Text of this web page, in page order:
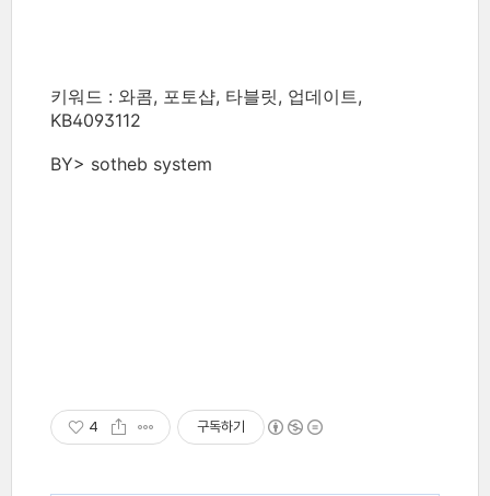
키워드 : 와콤, 포토샵, 타블릿, 업데이트,
KB4093112
BY> sotheb system
4 구독하기